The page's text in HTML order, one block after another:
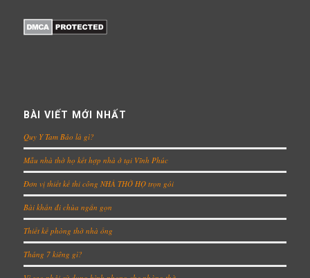
BÀI VIẾT MỚI NHẤT
Quy Y Tam Bảo là gì?
Mẫu nhà thờ họ kết hợp nhà ở tại Vĩnh Phúc
Đơn vị thiết kế thi công NHÀ THỜ HỌ trọn gói
Bài khấn đi chùa ngắn gọn
Thiết kế phòng thờ nhà ống
Tháng 7 kiêng gì?